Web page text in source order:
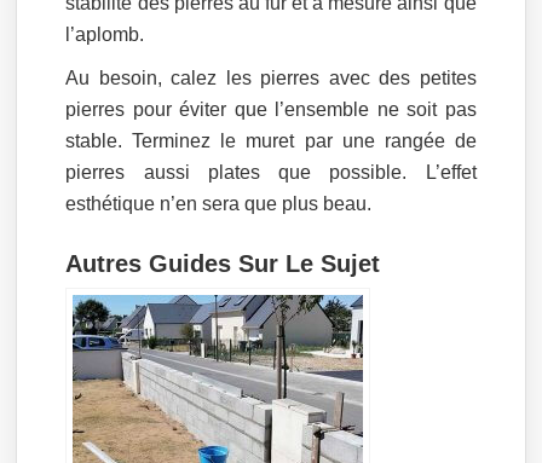
l’aplomb.
Au besoin, calez les pierres avec des petites
pierres pour éviter que l’ensemble ne soit pas
stable. Terminez le muret par une rangée de
pierres aussi plates que possible. L’effet
esthétique n’en sera que plus beau.
Autres Guides Sur Le Sujet